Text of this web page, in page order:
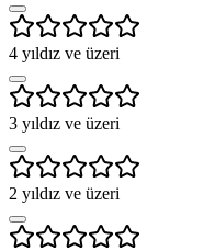
4 yıldız ve üzeri
3 yıldız ve üzeri
2 yıldız ve üzeri